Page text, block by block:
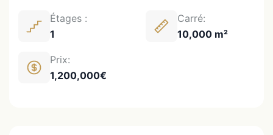
Étages :
1
Carré:
10,000 m²
Prix:
1,200,000€